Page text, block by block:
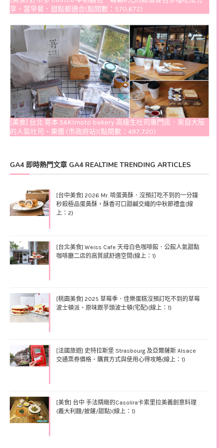
享，當早餐、甜點都適合(點閱數：570,672)
[美食] 台北 嵜本 SAKImoto bakery 高級生吐司專門店．來自大阪
的人氣吐司、果醬 (市政府站)(點閱數：497,720)
GA4 即時熱門文章 GA4 REALTIME TRENDING ARTICLES
[台中美食] 2026 Mr. 啃蛋黃酥．沒預訂吃不到的一分鐘
秒殺極品蛋黃酥，酥香可口甜鹹交織的中秋節禮盒(線
上：2)
[台北美食] Weiss Cafe 天母白色咖啡館．公館人氣甜點
咖啡廳二店的高質感舒適空間(線上：1)
[桃園美食] 2025 草莓季．佳樂蛋糕沒預訂吃不到的草莓
波士頓派、原味跟芋頭波士頓(宅配)(線上：1)
[法國旅遊] 史特拉斯堡 Strasbourg 及亞爾薩斯 Alsace
交通票券價格、購買方式與使用心得攻略(線上：1)
[美食] 台中 手法精緻的Casolira卡索里拉美義創意料理
(義大利麵/披薩/甜點)(線上：1)